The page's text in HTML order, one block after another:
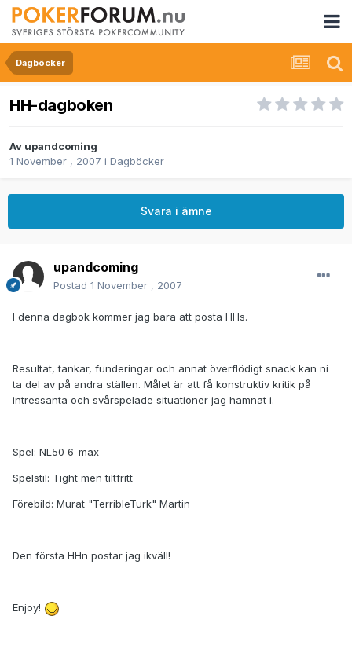
Dagböcker
HH-dagboken
Av upandcoming
1 November , 2007 i Dagböcker
Svara i ämne
upandcoming
Postad 1 November , 2007
I denna dagbok kommer jag bara att posta HHs.
Resultat, tankar, funderingar och annat överflödigt snack kan ni
ta del av på andra ställen. Målet är att få konstruktiv kritik på
intressanta och svårspelade situationer jag hamnat i.
Spel: NL50 6-max
Spelstil: Tight men tiltfritt
Förebild: Murat "TerribleTurk" Martin
Den första HHn postar jag ikväll!
Enjoy!